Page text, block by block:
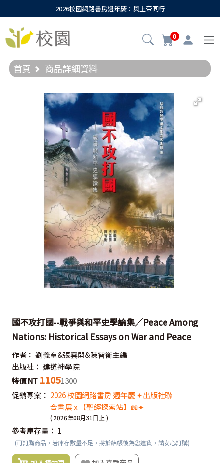
2026校園網路書房週年慶：與上帝同行
0
首頁 商品詳細資料
國不攻打國--戰爭與和平史學論集／Peace Among
Nations: Historical Essays on War and Peace
作者： 劉義章&張雲開&陳智衡主編
出版社： 建道神學院
特價 NT 11051300
促銷專案： 2026 校園網路書房 週年慶 ✦出版社聯
合書展 x 【聖經探索站】📖✦
( 2026年08月31日止 )
參考庫存量： 1
(可訂購商品，若庫存數量不足，將於結帳後為您進貨，請安心訂購)